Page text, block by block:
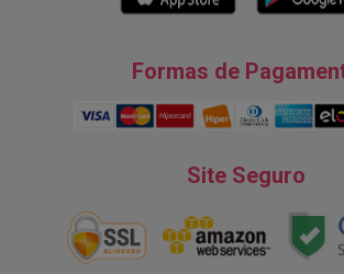
Formas de
Site Seguro